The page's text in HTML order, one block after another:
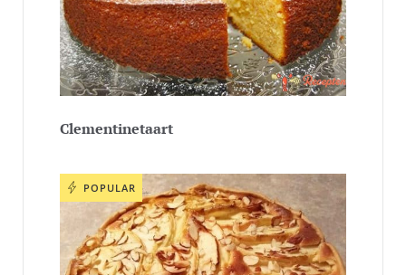
Clementinetaart
POPULAR